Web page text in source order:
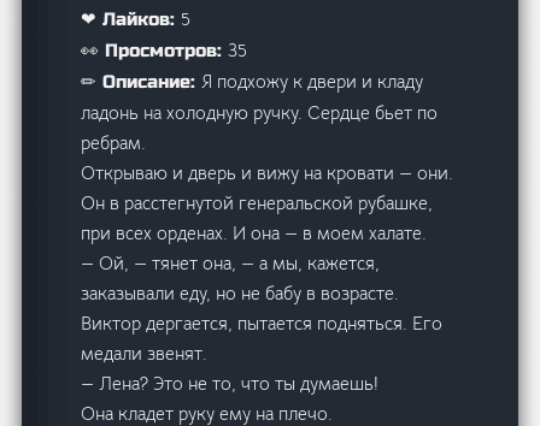
❤ Лайков: 5
👀 Просмотров:35
✏ Описание: Я подхожу к двери и кладу
ладонь на холодную ручку. Сердце бьет по
ребрам.
Открываю и дверь и вижу на кровати — они.
Он в расстегнутой генеральской рубашке,
при всех орденах. И она — в моем халате.
— Ой, — тянет она, — а мы, кажется,
заказывали еду, но не бабу в возрасте.
Виктор дергается, пытается подняться. Его
медали звенят.
— Лена? Это не то, что ты думаешь!
Она кладет руку ему на плечо.